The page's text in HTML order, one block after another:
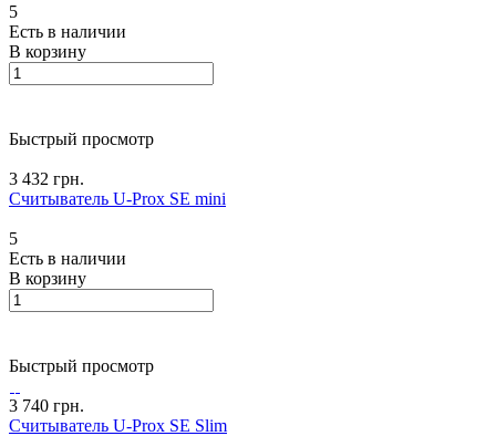
5
Есть в наличии
В корзину
Быстрый просмотр
3 432 грн.
Считыватель U-Prox SE mini
5
Есть в наличии
В корзину
Быстрый просмотр
3 740 грн.
Считыватель U-Prox SE Slim